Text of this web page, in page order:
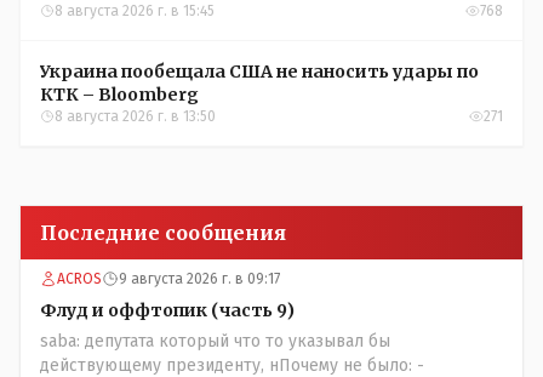
8 августа 2026 г. в 15:45 768
Украина пообещала США не наносить удары по
КТК – Bloomberg
8 августа 2026 г. в 13:50 271
Последние сообщения
ACROS 9 августа 2026 г. в 09:17
Флуд и оффтопик (часть 9)
saba: депутата который что то указывал бы
действующему президенту, нПочему не было: -